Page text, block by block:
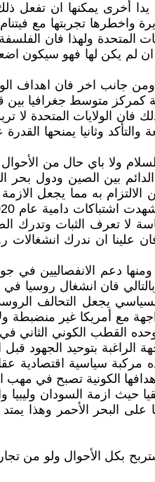
أخرى يمكنها ان تفعل
واخطرها تجربتها مع
ولهذا فان
ان لم يكن لها فهو سيكون
جانب اخر فان اهداف
متوسط جغرافيا بين
فان الولايات المتحدة
والتأكد وثانيا يمنحها
ولا باي حال من
بين الصين ودول بحر
من محكمة العدل الدولية منذ عام 2016
لا تعرف الثبات
علينا ان ندرك انشغالات
ومنها دعم الانفصاليين
فان انشغال روسيا
يجعل التحالف
مع أمريكا غير منضبطة
القطب الكوني الثاني في
الراغبة بتوحيد الجهود
سياسية اقتصادية
الكونية تصبح في مهب
ازمة السودان وليبيا
على البحر الأحمر وهذا
بكل الأحوال ولو من